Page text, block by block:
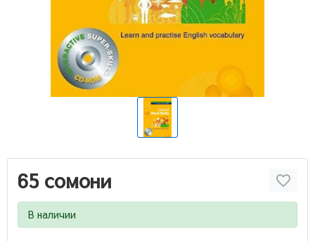
65 сомони
В наличии